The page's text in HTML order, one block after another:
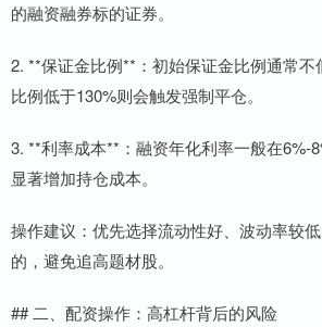
的融资融券标的证券。
2. **保证金比例**：初始保证金比例通常不
比例低于130%则会触发强制平仓。
3. **利率成本**：融资年化利率一般在6%-
显著增加持仓成本。
操作建议：优先选择流动性好、波动率较
的，避免追高题材股。
## 二、配资操作：高杠杆背后的风险